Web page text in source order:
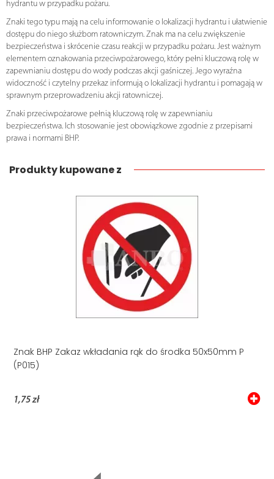
hydrantu w przypadku pożaru.
Znaki tego typu mają na celu informowanie o lokalizacji hydrantu i ułatwienie
dostępu do niego służbom ratowniczym. Znak ma na celu zwiększenie
bezpieczeństwa i skrócenie czasu reakcji w przypadku pożaru. Jest ważnym
elementem oznakowania przeciwpożarowego, który pełni kluczową rolę w
zapewnianiu dostępu do wody podczas akcji gaśniczej. Jego wyraźna
widoczność i czytelny przekaz informują o lokalizacji hydrantu i pomagają w
sprawnym przeprowadzeniu akcji ratowniczej.
Znaki przeciwpożarowe pełnią kluczową rolę w zapewnianiu
bezpieczeństwa. Ich stosowanie jest obowiązkowe zgodnie z przepisami
prawa i normami BHP.
Produkty kupowane z
Znak BHP Zakaz wkładania rąk do środka 50x50mm P
(P015)
1,75 zł